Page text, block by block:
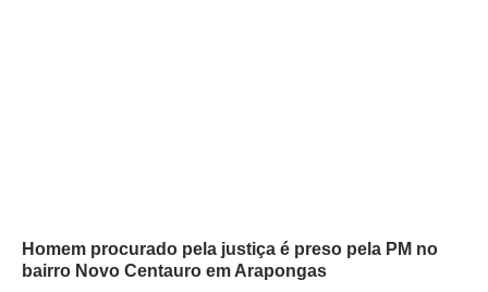
Homem procurado pela justiça é preso pela PM no
bairro Novo Centauro em Arapongas